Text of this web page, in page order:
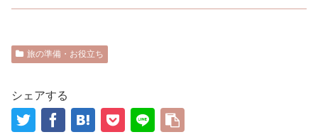
旅の準備・お役立ち
シェアする